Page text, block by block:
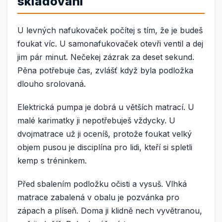
U levných nafukovaček počítej s tím, že je budeš
foukat víc. U samonafukovaček otevři ventil a dej
jim pár minut. Nečekej zázrak za deset sekund.
Pěna potřebuje čas, zvlášť když byla podložka
dlouho srolovaná.
Elektrická pumpa je dobrá u větších matrací. U
malé karimatky ji nepotřebuješ vždycky. U
dvojmatrace už ji oceníš, protože foukat velký
objem pusou je disciplína pro lidi, kteří si spletli
kemp s tréninkem.
Před sbalením podložku očisti a vysuš. Vlhká
matrace zabalená v obalu je pozvánka pro
zápach a plíseň. Doma ji klidně nech vyvětranou,